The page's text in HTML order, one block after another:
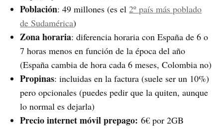
Población: 49 millones (es el2º país más poblado
de Sudamérica)
Zona horaria: diferencia horaria con España de 6 o
7 horas menos en función de la época del año
(España cambia de hora cada 6 meses, Colombia no)
Propinas: incluidas en la factura (suele ser un 10%)
pero opcionales (puedes pedir que la quiten, aunque
lo normal es dejarla)
Precio internet móvil prepago:6€ por 2GB